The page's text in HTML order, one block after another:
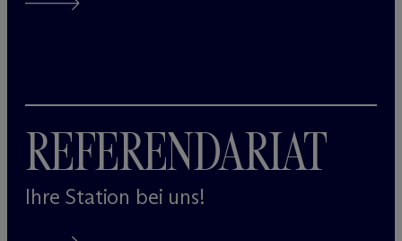
REFERENDARIAT
Ihre Station bei uns!